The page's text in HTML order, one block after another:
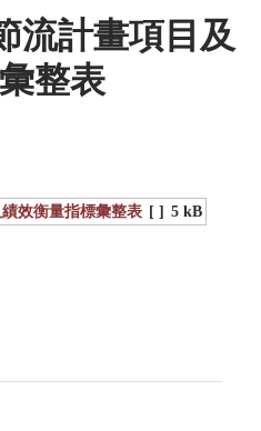
流計畫項目及
整表
效衡量指標彙整表 [ ] 5 kB